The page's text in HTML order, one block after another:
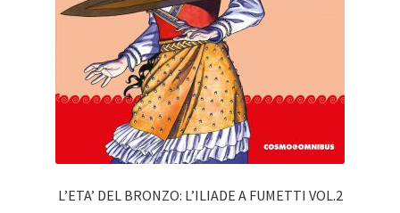
L’ETA’ DEL BRONZO: L’ILIADE A FUMETTI VOL.2